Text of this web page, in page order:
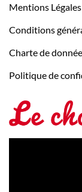
Mentions Légales
Conditions
Charte de
Politique de